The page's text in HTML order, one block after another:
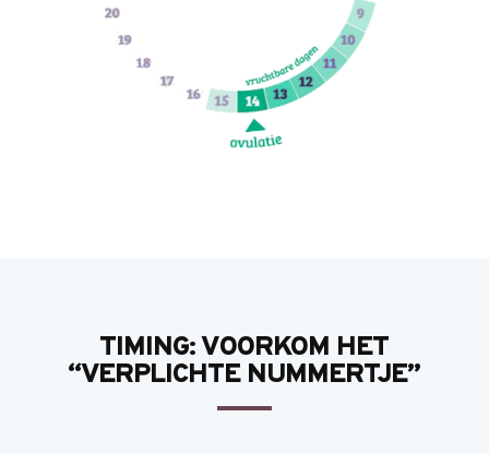
TIMING: VOORKOM HET
“VERPLICHTE NUMMERTJE”